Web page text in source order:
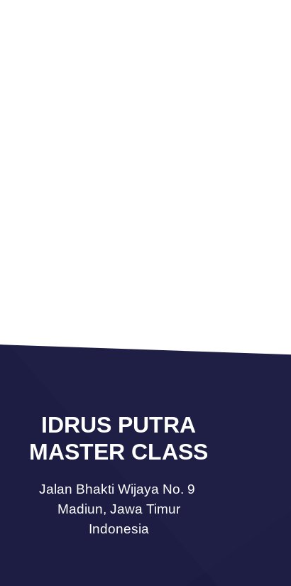
IDRUS PUTRA
MASTER CLASS
Jalan Bhakti Wijaya No. 9
Madiun, Jawa Timur
Indonesia